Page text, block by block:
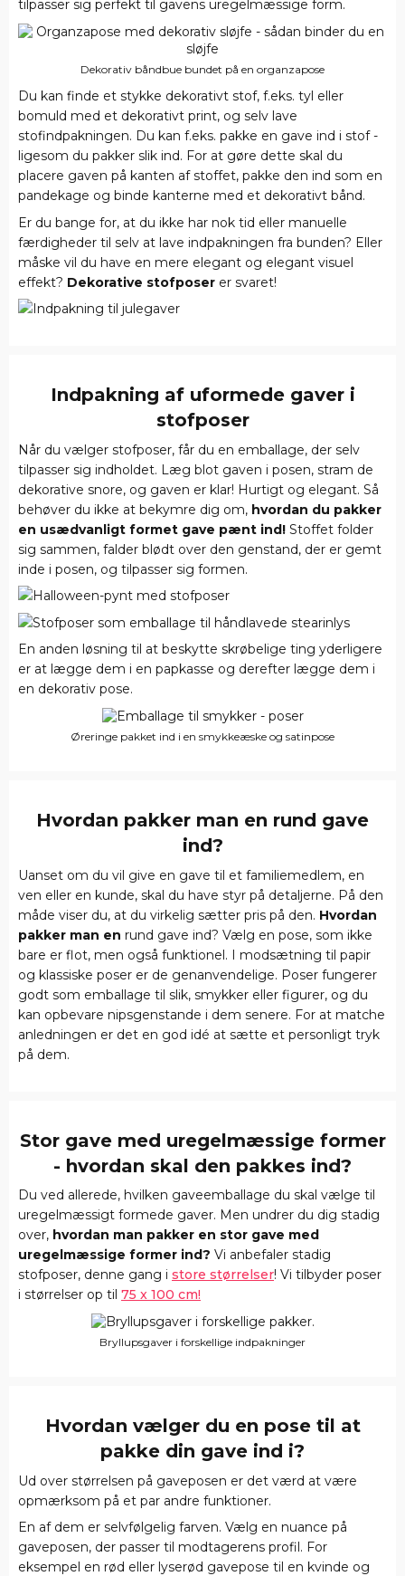
tilpasser sig perfekt til gavens uregelmæssige form.
Dekorativ båndbue bundet på en organzapose
Du kan finde et stykke dekorativt stof, f.eks. tyl eller
bomuld med et dekorativt print, og selv lave
stofindpakningen. Du kan f.eks. pakke en gave ind i stof -
ligesom du pakker slik ind. For at gøre dette skal du
placere gaven på kanten af stoffet, pakke den ind som en
pandekage og binde kanterne med et dekorativt bånd.
Er du bange for, at du ikke har nok tid eller manuelle
færdigheder til selv at lave indpakningen fra bunden? Eller
måske vil du have en mere elegant og elegant visuel
effekt? Dekorative stofposer er svaret!
Indpakning af uformede gaver i
stofposer
Når du vælger stofposer, får du en emballage, der selv
tilpasser sig indholdet. Læg blot gaven i posen, stram de
dekorative snore, og gaven er klar! Hurtigt og elegant. Så
behøver du ikke at bekymre dig om, hvordan du pakker
en usædvanligt formet gave pænt ind! Stoffet folder
sig sammen, falder blødt over den genstand, der er gemt
inde i posen, og tilpasser sig formen.
En anden løsning til at beskytte skrøbelige ting yderligere
er at lægge dem i en papkasse og derefter lægge dem i
en dekorativ pose.
Øreringe pakket ind i en smykkeæske og satinpose
Hvordan pakker man en rund gave
ind?
Uanset om du vil give en gave til et familiemedlem, en
ven eller en kunde, skal du have styr på detaljerne. På den
måde viser du, at du virkelig sætter pris på den. Hvordan
pakker man en rund gave ind? Vælg en pose, som ikke
bare er flot, men også funktionel. I modsætning til papir
og klassiske poser er de genanvendelige. Poser fungerer
godt som emballage til slik, smykker eller figurer, og du
kan opbevare nipsgenstande i dem senere. For at matche
anledningen er det en god idé at sætte et personligt tryk
på dem.
Stor gave med uregelmæssige former
- hvordan skal den pakkes ind?
Du ved allerede, hvilken gaveemballage du skal vælge til
uregelmæssigt formede gaver. Men undrer du dig stadig
over, hvordan man pakker en stor gave med
uregelmæssige former ind? Vi anbefaler stadig
stofposer, denne gang i store størrelser! Vi tilbyder poser
i størrelser op til 75 x 100 cm!
Bryllupsgaver i forskellige indpakninger
Hvordan vælger du en pose til at
pakke din gave ind i?
Ud over størrelsen på gaveposen er det værd at være
opmærksom på et par andre funktioner.
En af dem er selvfølgelig farven. Vælg en nuance på
gaveposen, der passer til modtagerens profil. For
eksempel en rød eller lyserød gavepose til en kvinde og